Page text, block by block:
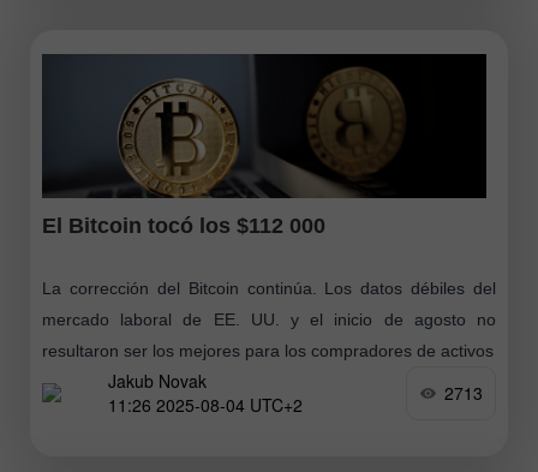
El Bitcoin tocó los $112 000
La corrección del Bitcoin continúa. Los datos débiles del
mercado laboral de EE. UU. y el inicio de agosto no
resultaron ser los mejores para los compradores de activos
Jakub Novak
11:26 2025-08-04 UTC+2
2713